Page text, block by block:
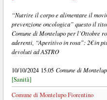
“Nutrire il corpo e alimentare il
prevenzione oncologica” questo il
Comune di Montelupo per l’Ottobre
aderenti, “Aperitivo in rosa”: 2€ in
devoluti ad ASTRO
10/10/2024 15.05 Comune di
[Sanità]
Comune di Montelupo Fiorentino